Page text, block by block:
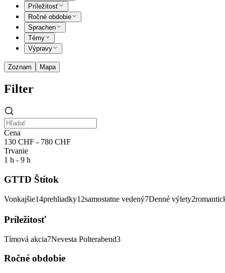
Príležitosť
Ročné obdobie
Sprachen
Témy
Výpravy
Zoznam Mapa
Filter
Cena
130 CHF - 780 CHF
Trvanie
1 h - 9 h
GTTD Štítok
Vonkajšie14prehliadky12samostatne vedený7Denné výlety2
Príležitosť
Tímová akcia7Nevesta Polterabend3
Ročné obdobie